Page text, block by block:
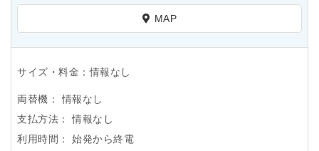
MAP
サイズ・料金：情報なし
両替機：
情報なし
支払方法：
情報なし
利用時間：
始発から終電